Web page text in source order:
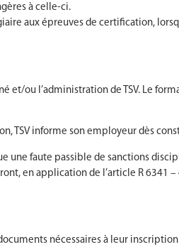
à celle-ci.
aux épreuves de certification,
et/ou l’administration de TSV. Le
TSV informe son employeur dès
faute passible de sanctions
en application de l’article R 6341
nécessaires à leur